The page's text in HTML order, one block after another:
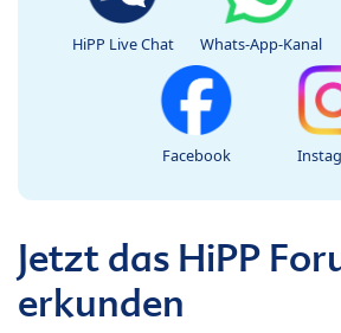
HiPP Live Chat Whats-App-Kanal
Facebook
Jetzt das HiPP
erkunden